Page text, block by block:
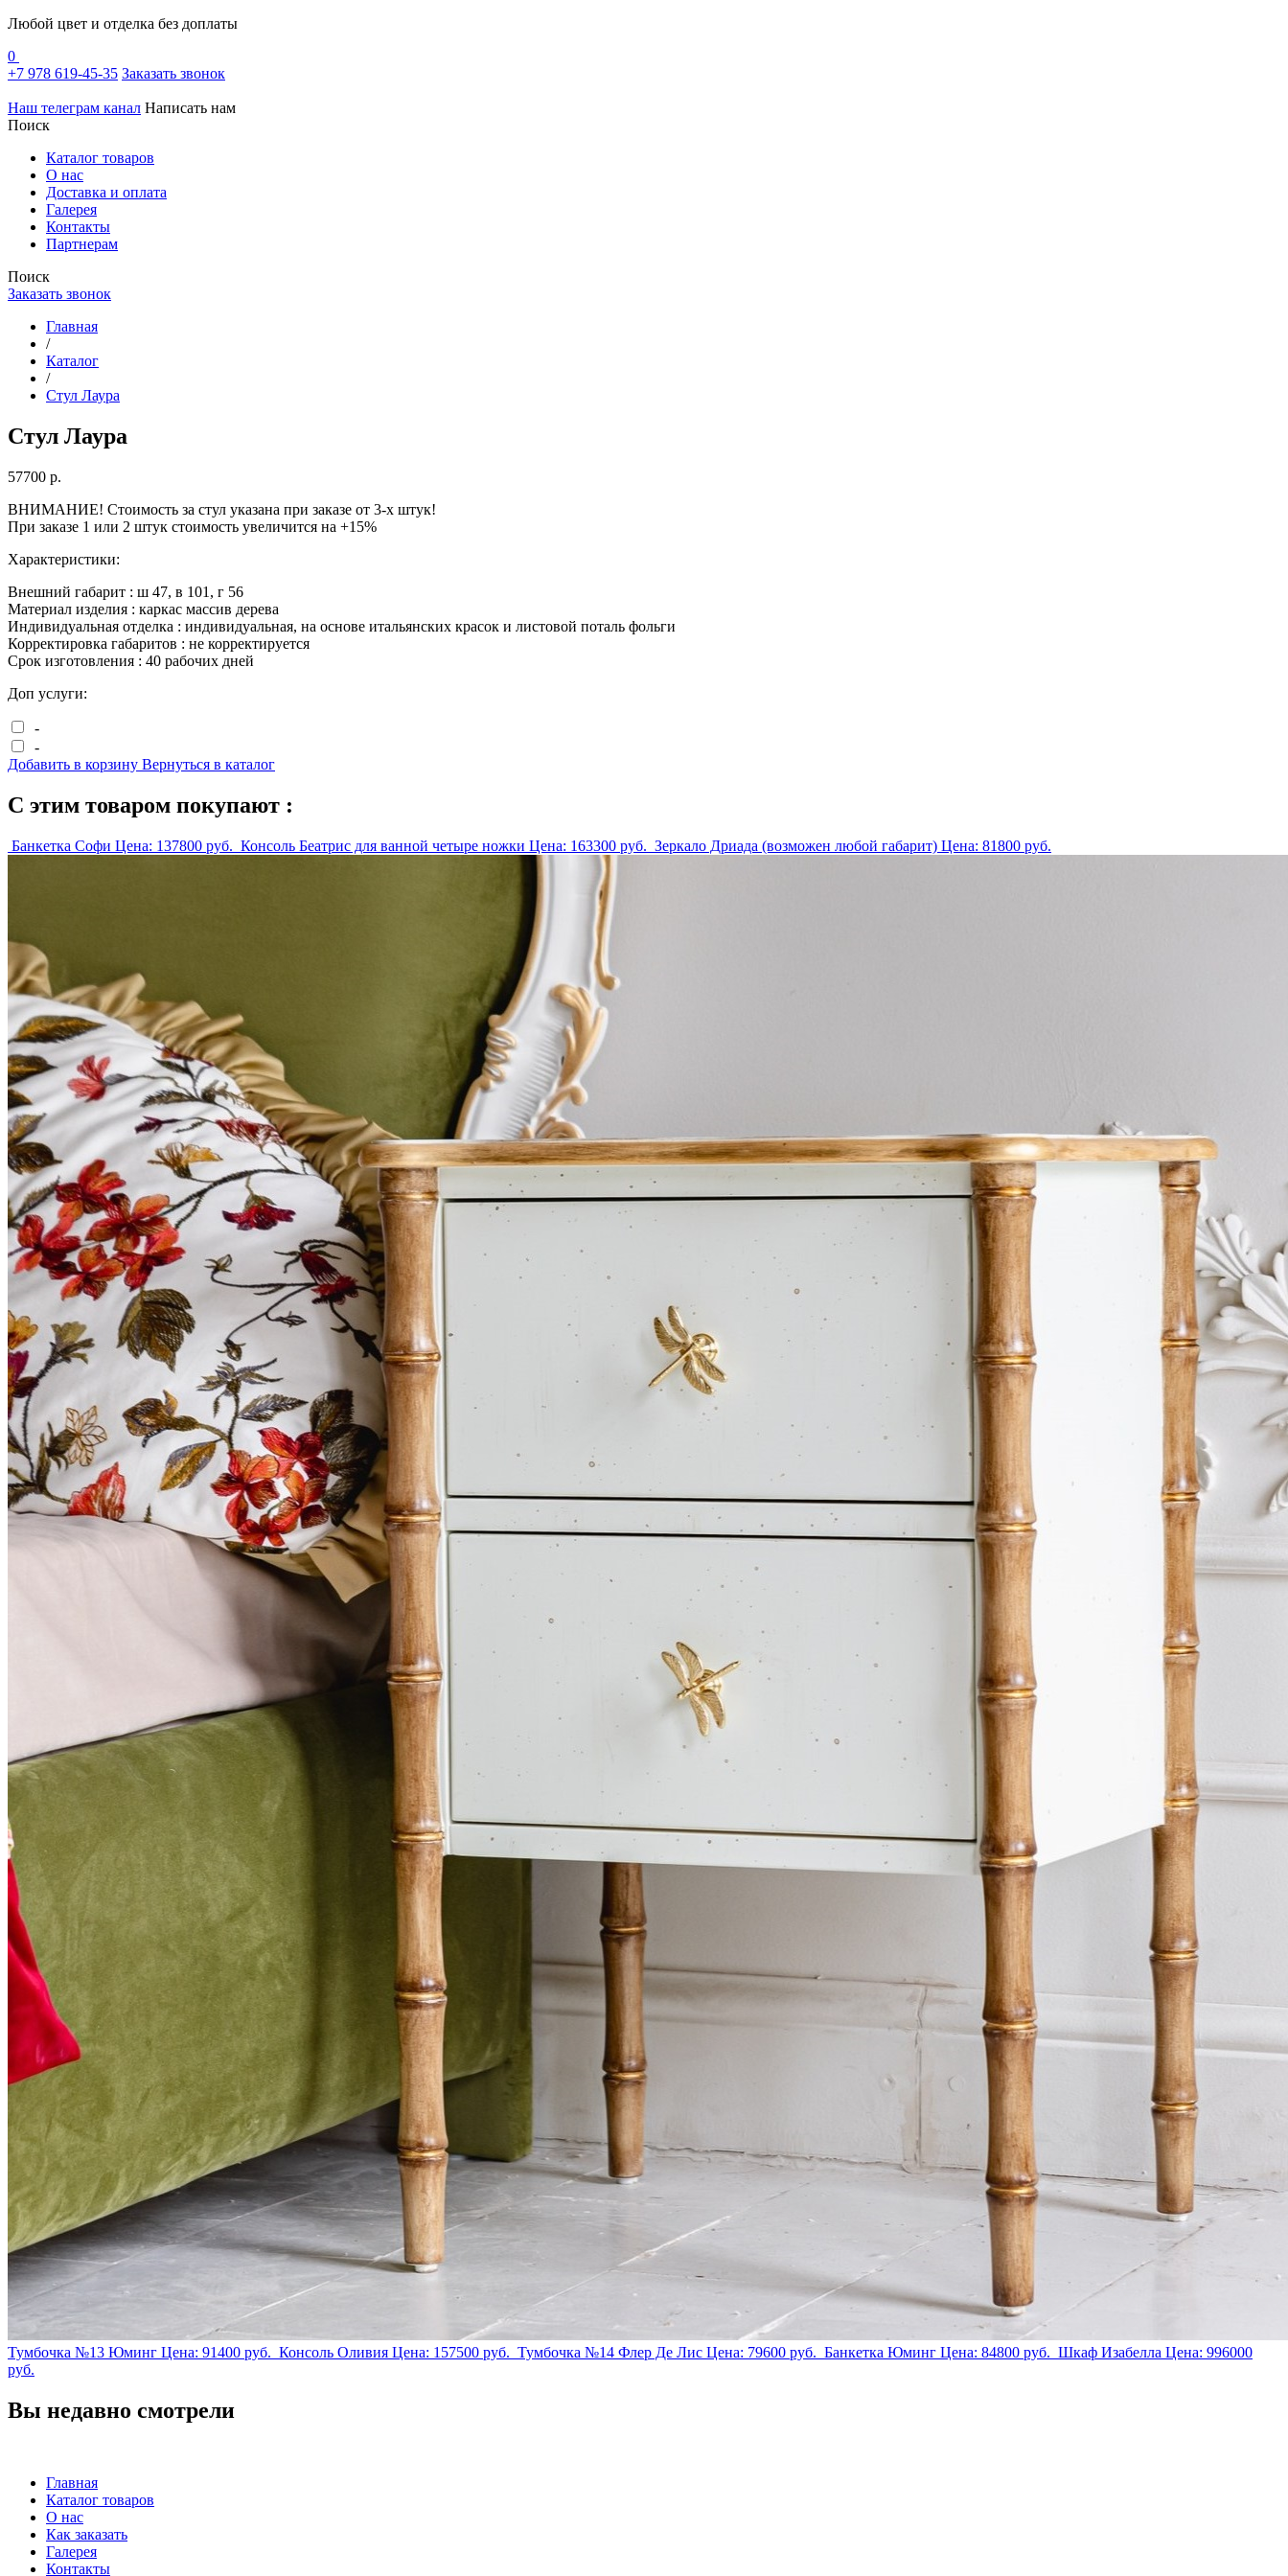
Любой цвет и отделка без доплаты
0
+7 978 619-45-35 Заказать звонок
Наш телеграм канал Написать нам
Поиск
Каталог товаров
О нас
Доставка и оплата
Галерея
Контакты
Партнерам
Поиск
Заказать звонок
Главная
/
Каталог
/
Стул Лаура
Стул Лаура
57700 р.
ВНИМАНИЕ! Стоимость за стул указана при заказе от 3-х штук!
При заказе 1 или 2 штук стоимость увеличится на +15%
Характеристики:
Внешний габарит : ш 47, в 101 , г 56
Материал изделия : каркас массив дерева
Индивидуальная отделка : индивидуальная, на основе итальянских красок и листовой поталь фольги
Корректировка габаритов : не корректируется
Срок изготовления : 40 рабочих дней
Доп услуги:
-
-
Добавить в корзину Вернуться в каталог
С этим товаром покупают :
Банкетка Софи Цена: 137800 руб. Консоль Беатрис для ванной четыре ножки Цена: 163300 руб. Зеркало Дриада (возможен любой габарит) Цена: 81800 руб.
Тумбочка №13 Юминг Цена: 91400 руб. Консоль Оливия Цена: 157500 руб. Тумбочка №14 Флер Де Лис Цена: 79600 руб. Банкетка Юминг Цена: 84800 руб. Шкаф Изабелла Цена: 996000
руб.
Вы недавно смотрели
Главная
Каталог товаров
О нас
Как заказать
Галерея
Контакты